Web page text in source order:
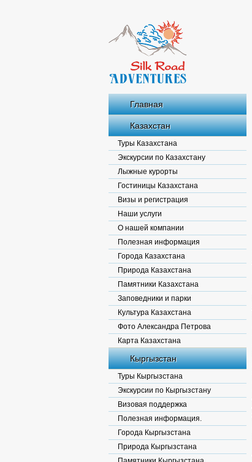
Главная
Казахстан
Туры Казахстана
Экскурсии по Казахстану
Лыжные курорты
Гостиницы Казахстана
Визы и регистрация
Наши услуги
О нашей компании
Полезная информация
Города Казахстана
Природа Казахстана
Памятники Казахстана
Заповедники и парки
Культура Казахстана
Фото Александра Петрова
Карта Казахстана
Кыргызстан
Туры Кыргызстана
Экскурсии по Кыргызстану
Визовая поддержка
Полезная информация.
Города Кыргызстана
Природа Кыргызстана